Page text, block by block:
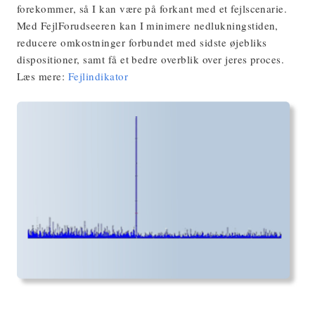
forekommer, så I kan være på forkant med et fejlscenarie.
Med FejlForudseeren kan I minimere nedlukningstiden,
reducere omkostninger forbundet med sidste øjebliks
dispositioner, samt få et bedre overblik over jeres proces.
Læs mere: Fejlindikator